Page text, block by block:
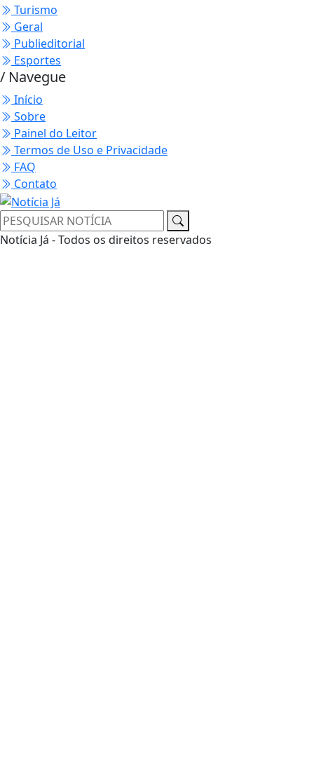
Turismo
Geral
Publieditorial
Esportes
/ Navegue
Início
Sobre
Painel do Leitor
Termos de Uso e Privacidade
FAQ
Contato
Notícia Já - Todos os direitos reservados